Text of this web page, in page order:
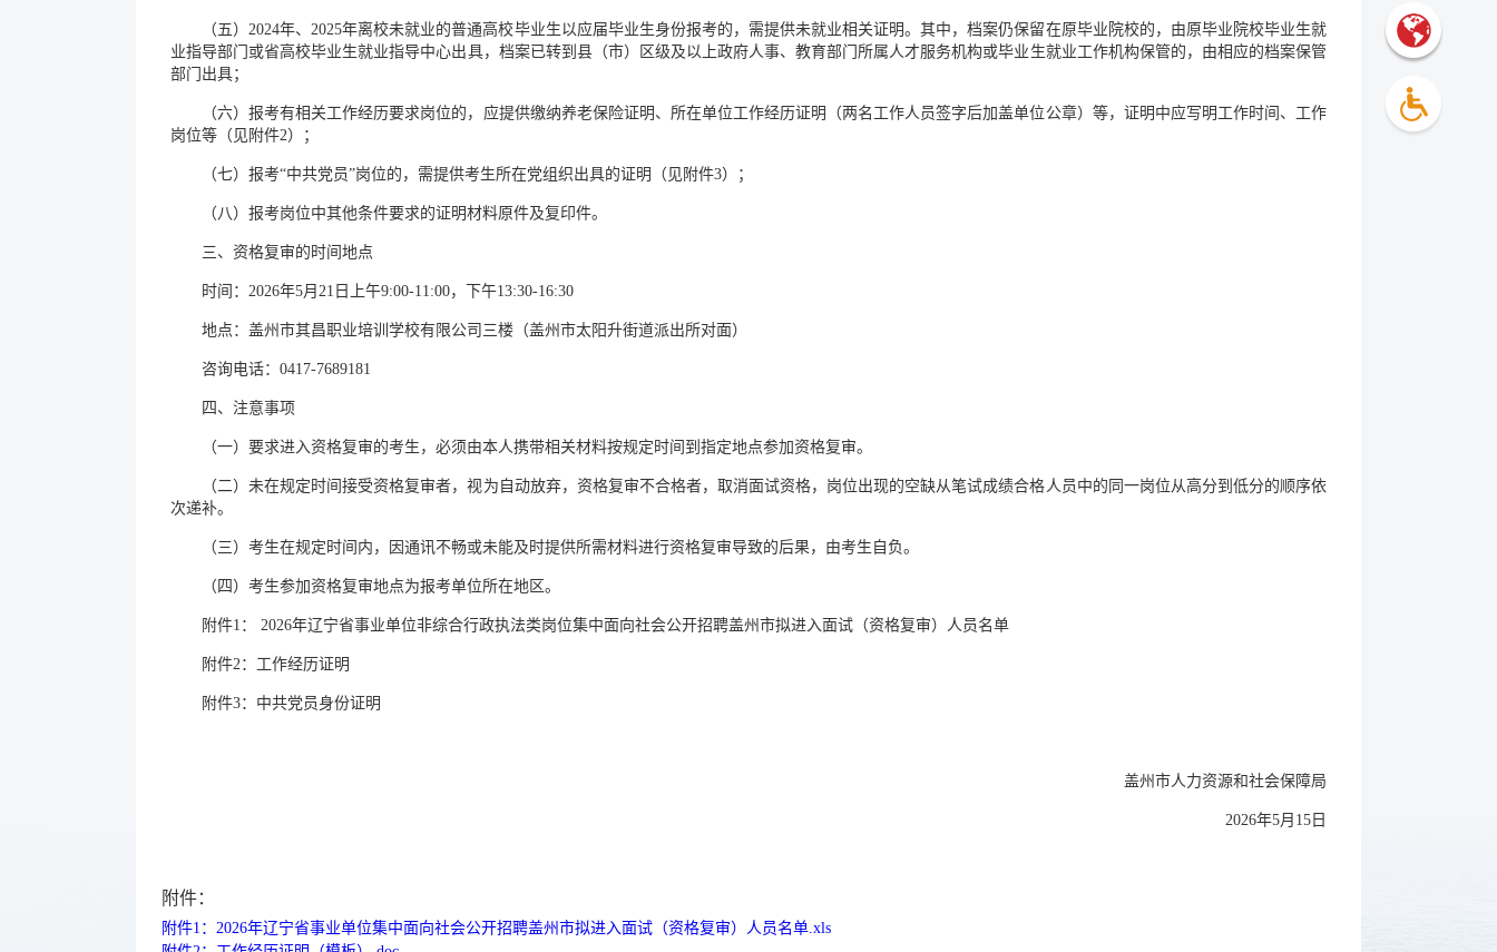
（五）2024年、2025年离校未就业的普通高校毕业生以应届毕业生身份报考的，需提供未就业相关证明。其中，档案仍保留在原毕业院校的，由原毕业院校毕业生就
业指导部门或省高校毕业生就业指导中心出具，档案已转到县（市）区级及以上政府人事、教育部门所属人才服务机构或毕业生就业工作机构保管的，由相应的档案保管
部门出具；
（六）报考有相关工作经历要求岗位的，应提供缴纳养老保险证明、所在单位工作经历证明（两名工作人员签字后加盖单位公章）等，证明中应写明工作时间、工作
岗位等（见附件2）；
（七）报考“中共党员”岗位的，需提供考生所在党组织出具的证明（见附件3）；
（八）报考岗位中其他条件要求的证明材料原件及复印件。
三、资格复审的时间地点
时间：2026年5月21日上午9:00-11:00，下午13:30-16:30
地点：盖州市其昌职业培训学校有限公司三楼（盖州市太阳升街道派出所对面）
咨询电话：0417-7689181
四、注意事项
（一）要求进入资格复审的考生，必须由本人携带相关材料按规定时间到指定地点参加资格复审。
（二）未在规定时间接受资格复审者，视为自动放弃，资格复审不合格者，取消面试资格，岗位出现的空缺从笔试成绩合格人员中的同一岗位从高分到低分的顺序依
次递补。
（三）考生在规定时间内，因通讯不畅或未能及时提供所需材料进行资格复审导致的后果，由考生自负。
（四）考生参加资格复审地点为报考单位所在地区。
附件1： 2026年辽宁省事业单位非综合行政执法类岗位集中面向社会公开招聘盖州市拟进入面试（资格复审）人员名单
附件2：工作经历证明
附件3：中共党员身份证明
盖州市人力资源和社会保障局
2026年5月15日
附件：
附件1：2026年辽宁省事业单位集中面向社会公开招聘盖州市拟进入面试（资格复审）人员名单.xls